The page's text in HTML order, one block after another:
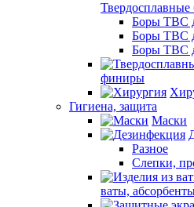
Боры ТВС
Боры ТВС
Боры ТВС
финиры
Гигиена, защита
Маски
Разное
Слепки,
ваты,